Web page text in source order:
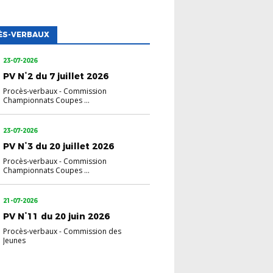
VERBAUX
23-07-2026
PV N°2 du 7 juillet 2026
Procès-verbaux- Commission
Championnats Coupes ...
23-07-2026
PV N°3 du 20 juillet 2026
Procès-verbaux- Commission
Championnats Coupes ...
21-07-2026
PV N°11 du 20 juin 2026
Procès-verbaux- Commission des
Jeunes